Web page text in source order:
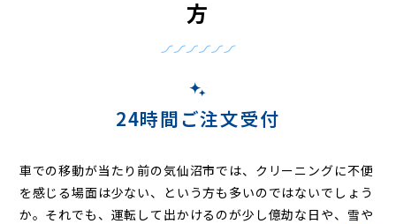
方
24時間ご注文受付
車での移動が当たり前の気仙沼市では、クリーニングに不便
を感じる場面は少ない、という方も多いのではないでしょう
か。それでも、運転して出かけるのが少し億劫な日や、雪や